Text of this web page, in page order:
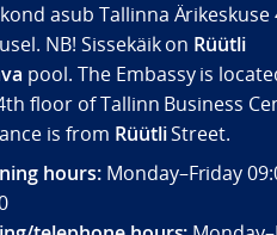
asub Tallinna Ärikeskuse
NB! Sissekäik on Rüütli
pool. The Embassy is
floor of Tallinn Business
is from RüütliStreet.
hours: Monday–Friday